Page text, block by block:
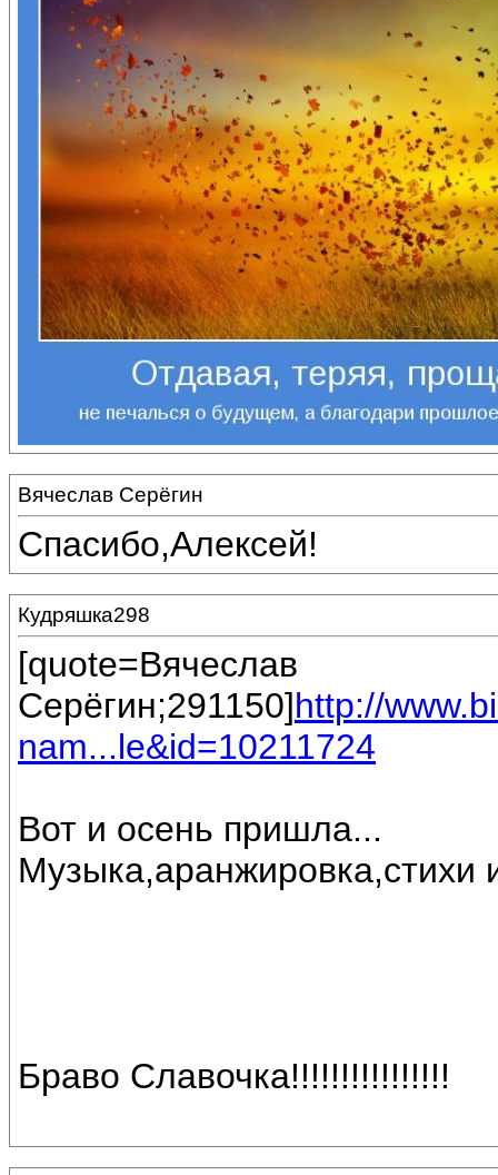
Вячеслав Серёгин
Спасибо,Алексей!
Кудряшка298
[quote=Вячеслав
Серёгин;291150]http://
nam...le&id=10211724
Вот и осень пришла...
Музыка,аранжировка,стихи
Браво Славочка!!!!!!!!!!!!!!!!